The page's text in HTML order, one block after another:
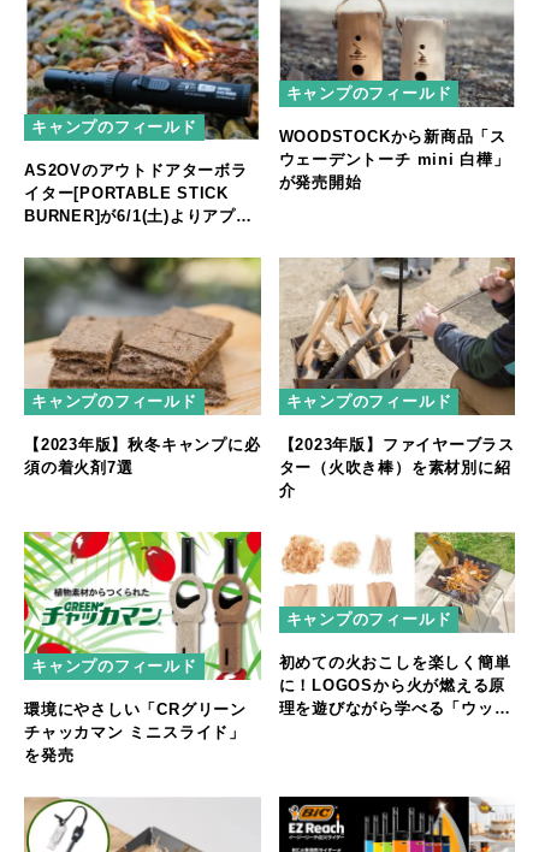
キャンプのフィールド
AS2OVのアウトドアターボラ
イター[PORTABLE STICK
BURNER]が6/1(土)よりアプリ
キャンプのフィールド
WOODSTOCKから新商品「ス
ウェーデントーチ mini 白樺」
が発売開始
キャンプのフィールド
【2023年版】秋冬キャンプに必
須の着火剤7選
キャンプのフィールド
【2023年版】ファイヤーブラス
ター（火吹き棒）を素材別に紹
介
キャンプのフィールド
環境にやさしい「CRグリーン
チャッカマン ミニスライド」
を発売
キャンプのフィールド
初めての火おこしを楽しく簡単
に！LOGOSから火が燃える原
理を遊びながら学べる「ウッド